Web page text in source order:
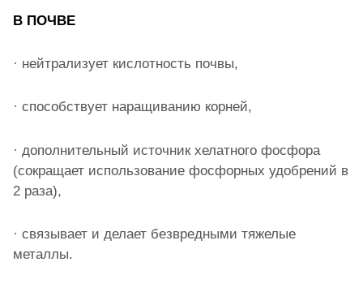
В ПОЧВЕ
· нейтрализует кислотность почвы,
· способствует наращиванию корней,
· дополнительный источник хелатного фосфора
(сокращает использование фосфорных удобрений в
2 раза),
· связывает и делает безвредными тяжелые
металлы.